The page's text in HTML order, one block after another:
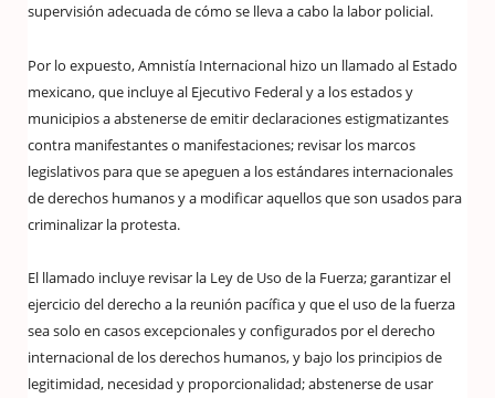
supervisión adecuada de cómo se lleva a cabo la labor policial.
Por lo expuesto, Amnistía Internacional hizo un llamado al Estado
mexicano, que incluye al Ejecutivo Federal y a los estados y
municipios a abstenerse de emitir declaraciones estigmatizantes
contra manifestantes o manifestaciones; revisar los marcos
legislativos para que se apeguen a los estándares internacionales
de derechos humanos y a modificar aquellos que son usados para
criminalizar la protesta.
El llamado incluye revisar la Ley de Uso de la Fuerza; garantizar el
ejercicio del derecho a la reunión pacífica y que el uso de la fuerza
sea solo en casos excepcionales y configurados por el derecho
internacional de los derechos humanos, y bajo los principios de
legitimidad, necesidad y proporcionalidad; abstenerse de usar